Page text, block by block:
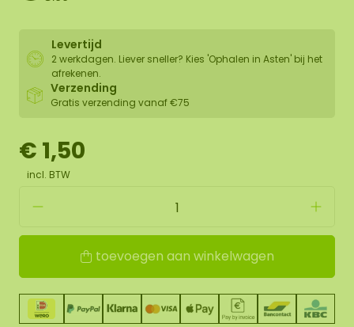
Levertijd
2 werkdagen. Liever sneller? Kies 'Ophalen in Asten' bij het
afrekenen.
Verzending
Gratis verzending vanaf €75
€ 1,50
incl. BTW
toevoegen aan winkelwagen